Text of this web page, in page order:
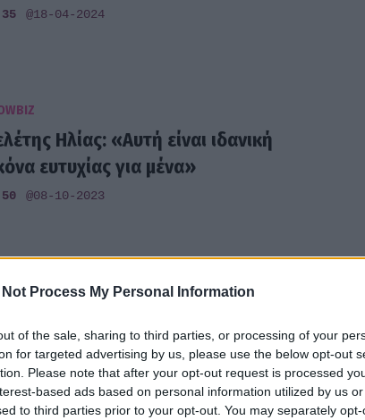
Not Process My Personal Information
of the sale, sharing to third parties, or processing of your
for targeted advertising by us, please use the below opt-out
Please note that after your opt-out request is processed
based ads based on personal information utilized by us
to third parties prior to your opt-out. You may separately
@18-04-2024
Ηλίας: «Αυτή είναι ιδανική
ευτυχίας για μένα»
@08-10-2023
είναι ο άνθρωπός μου και ο
το πάθος μου»
@25-08-2023